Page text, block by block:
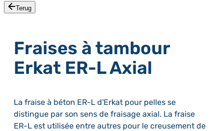
Terug
Fraises à tambour
Erkat ER-L Axial
La fraise à béton ER-L d'Erkat pour pelles se
distingue par son sens de fraisage axial. La fraise
ER-L est utilisée entre autres pour le creusement de